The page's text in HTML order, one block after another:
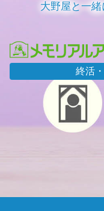
終活
大野屋と一緒